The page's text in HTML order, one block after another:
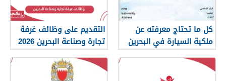
كل ما تحتاج معرفته عن
ملكية السيارة في البحرين
التقديم على وظائف غرفة
تجارة وصناعة البحرين 2026